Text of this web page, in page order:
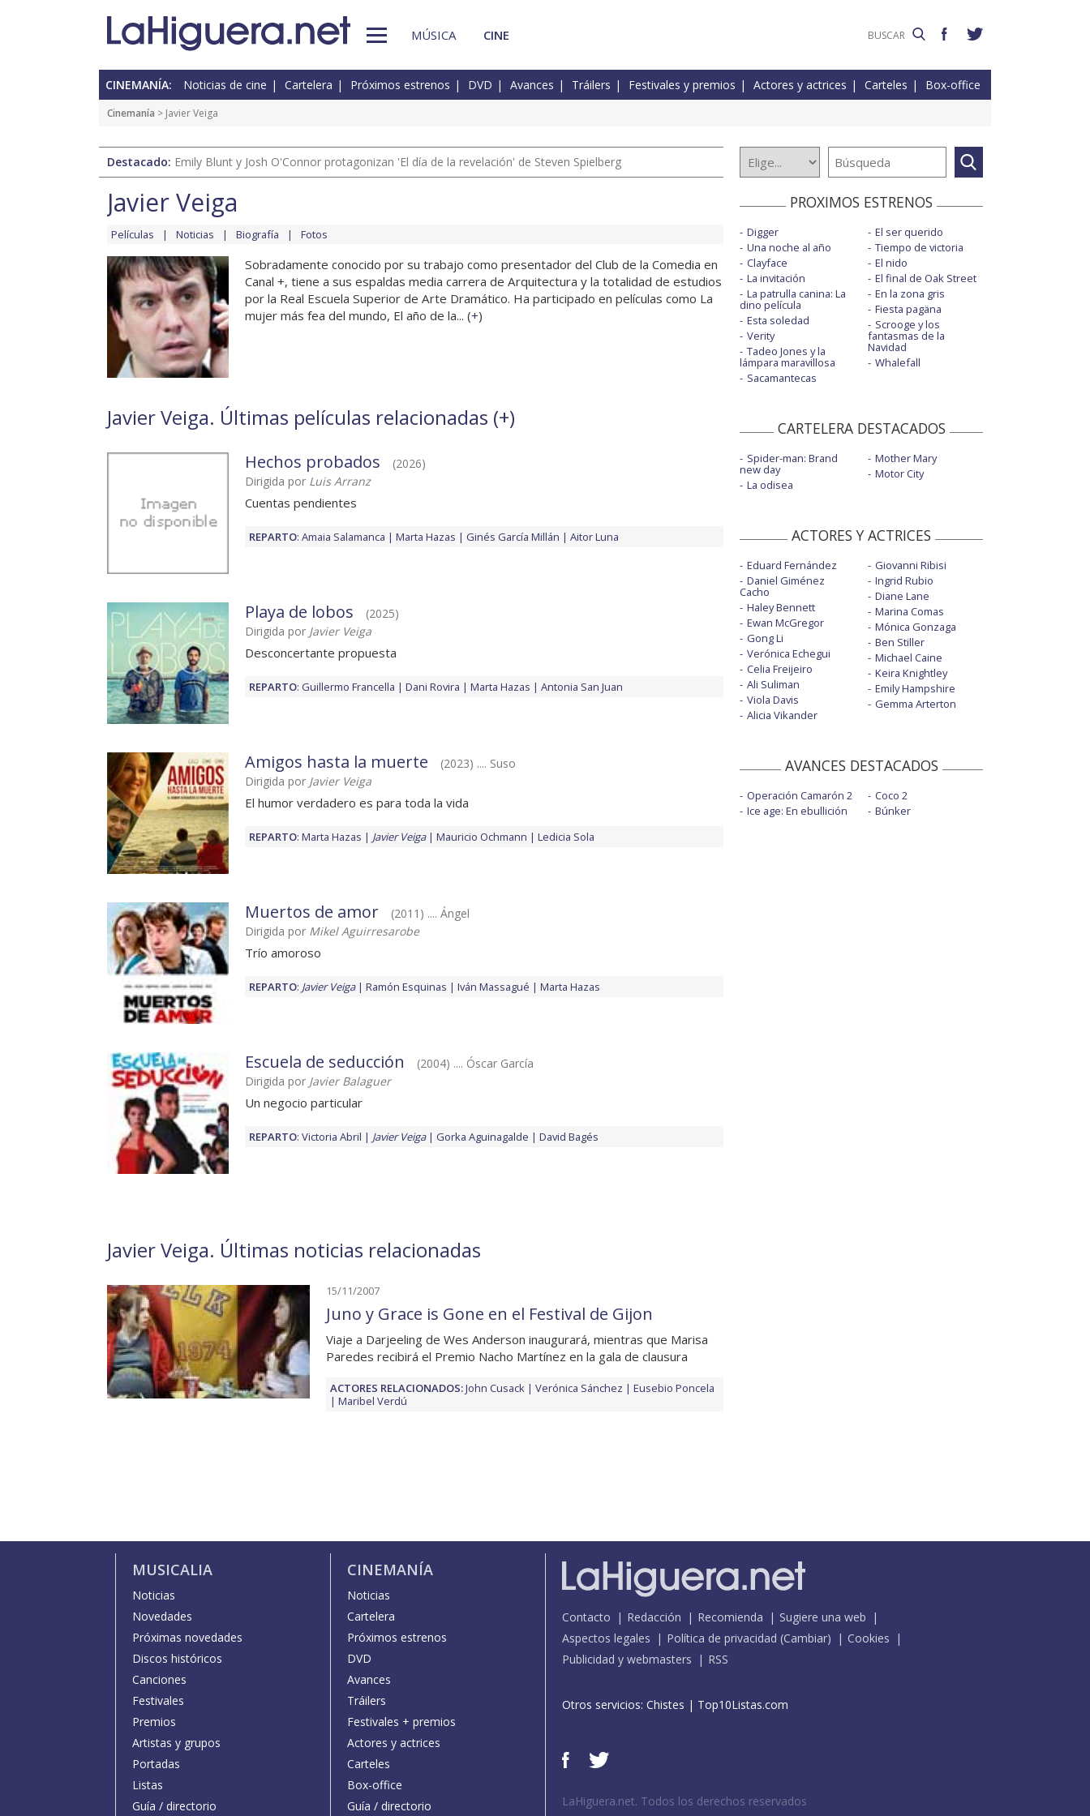
MÚSICA CINE
CINEMANÍA: Noticias de cine Cartelera Próximos estrenos DVD Avances Tráilers Festivales y premios Actores y actrices Carteles Box-office
Cinemanía > Javier Veiga
Destacado: Emily Blunt y Josh O'Connor protagonizan 'El día de la revelación' de Steven Spielberg
Javier Veiga
Películas Noticias Biografía Fotos
Sobradamente conocido por su trabajo como presentador del Club de la Comedia en
Canal +, tiene a sus espaldas media carrera de Arquitectura y la totalidad de estudios
por la Real Escuela Superior de Arte Dramático. Ha participado en películas como La
mujer más fea del mundo, El año de la... (+)
Javier Veiga. Últimas películas relacionadas (+)
Hechos probados
(2026)
Dirigida por Luis Arranz
Cuentas pendientes
REPARTO: Amaia Salamanca Marta Hazas Ginés García Millán Aitor Luna
Playa de lobos
(2025)
Dirigida por Javier Veiga
Desconcertante propuesta
REPARTO: Guillermo Francella Dani Rovira Marta Hazas Antonia San Juan
Amigos hasta la muerte
(2023) .... Suso
Dirigida por Javier Veiga
El humor verdadero es para toda la vida
REPARTO: Marta Hazas Javier Veiga Mauricio Ochmann Ledicia Sola
Muertos de amor
(2011) .... Ángel
Dirigida por Mikel Aguirresarobe
Trío amoroso
REPARTO: Javier Veiga Ramón Esquinas Iván Massagué Marta Hazas
Escuela de seducción
(2004) .... Óscar García
Dirigida por Javier Balaguer
Un negocio particular
REPARTO: Victoria Abril Javier Veiga Gorka Aguinagalde David Bagés
Javier Veiga. Últimas noticias relacionadas
15/11/2007
Juno y Grace is Gone en el Festival de Gijon
Viaje a Darjeeling de Wes Anderson inaugurará, mientras que Marisa
Paredes recibirá el Premio Nacho Martínez en la gala de clausura
ACTORES RELACIONADOS:John Cusack Verónica Sánchez
Eusebio Poncela
Maribel Verdú
PROXIMOS ESTRENOS
Digger
Una noche al año
Clayface
La invitación
La patrulla canina: La
dino película
Esta soledad
Verity
Tadeo Jones y la
lámpara maravillosa
Sacamantecas
El ser querido
Tiempo de victoria
El nido
El final de Oak Street
En la zona gris
Fiesta pagäna
Scrooge y los
fantasmas de la
Navidad
Whalefall
CARTELERA DESTACADOS
Spider-man: Brand
new day
La odisea
Mother Mary
Motor City
ACTORES Y ACTRICES
Eduard Fernández
Daniel Giménez
Cacho
Haley Bennett
Ewan McGregor
Gong Li
Verónica Echegui
Celia Freijeiro
Ali Suliman
Viola Davis
Alicia Vikander
Giovanni Ribisi
Ingrid Rubio
Diane Lane
Marina Comas
Mónica Gonzaga
Ben Stiller
Michael Caine
Keira Knightley
Emily Hampshire
Gemma Arterton
AVANCES DESTACADOS
Operación Camarón 2
Ice age: En ebullición
Coco 2
Búnker
MUSICALIA
Noticias
Novedades
Próximas novedades
Discos históricos
Canciones
Festivales
Premios
Artistas y grupos
Portadas
Listas
Guía / directorio
CINEMANÍA
Noticias
Cartelera
Próximos estrenos
DVD
Avances
Tráilers
Festivales + premios
Actores y actrices
Carteles
Box-office
Guía / directorio
Contacto Redacción Recomienda
Sugiere una web
Aspectos legales
Política de privacidad (Cambiar)
Cookies
Publicidad y webmasters
RSS
Otros servicios: Chistes | Top10Listas.com
LaHiguera.net. Todos los derechos reservados